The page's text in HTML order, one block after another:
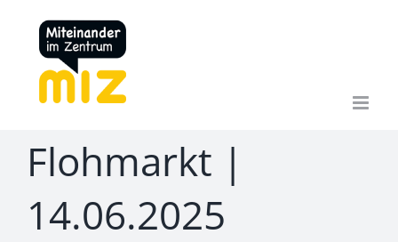
springen
Flohmarkt |
14.06.2025